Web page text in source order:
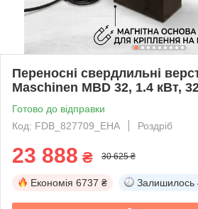
Переносні свердлильні
Maschinen MBD 32, 1.4 кВт,
Готово до відправки
Код: FDB_827709_EHA
Роздріб
23 888 ₴ 30 625 ₴
Економія 6737 ₴ Залишилось